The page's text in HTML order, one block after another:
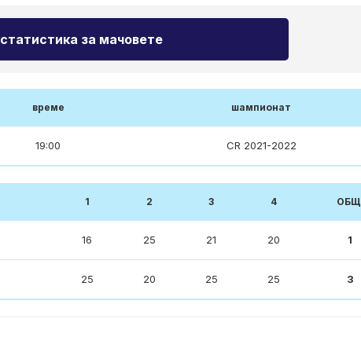
статистика за мачовете
време шампионат
19:00 CR 2021-2022
1 2 3 4
16 25 21 20 1
25 20 25 25 3